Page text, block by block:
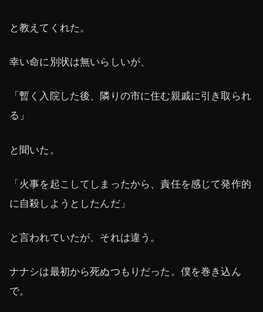
と教えてくれた。
幸い命に別状は無いらしいが、
「暫く入院した後、隣りの市に住む親戚に引き取られ
る」
と聞いた。
「火事を起こしてしまったから、責任を感じて発作的
に自殺しようとしたんだ」
と言われていたが、それは違う。
ナナシは最初から死ぬつもりだった。僕を巻き込ん
で。